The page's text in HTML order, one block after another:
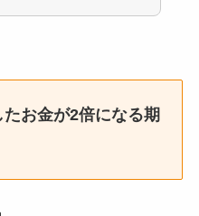
お金が2倍になる期